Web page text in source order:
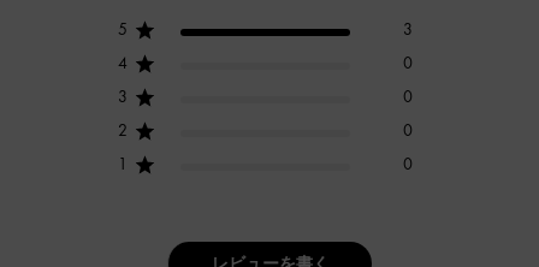
5
3
4
0
3
0
2
0
1
0